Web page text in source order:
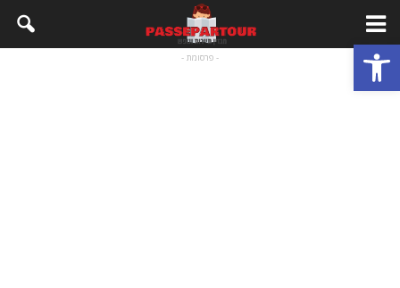
פתח סרגל נגישות - פרסומת -